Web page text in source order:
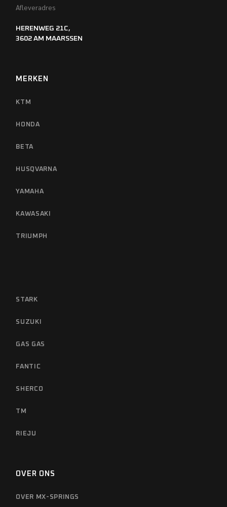
Afleveradres
HERENWEG 21C,
3602 AM MAARSSEN
MERKEN
KTM
HONDA
BETA
HUSQVARNA
YAMAHA
KAWASAKI
TRIUMPH
STARK
SUZUKI
GAS GAS
FANTIC
SHERCO
TM
RIEJU
OVER ONS
OVER MX-SPRINGS